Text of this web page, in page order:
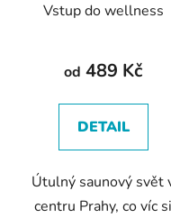
Vstup do wellness
od 489 Kč
DETAIL
Útulný saunový svět
centru Prahy, co víc si